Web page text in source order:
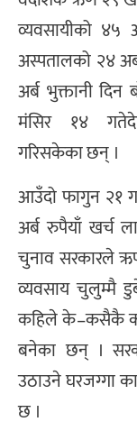
व्यवसायीको ४५
अस्पतालको २४
अर्ब भुक्तानी
मंसिर १४
गरिसकेका छन् ।
आउँदो फागुन २१
अर्ब रुपैयाँ खर्च
चुनाव सरकारले ऋणै
व्यवसाय चुलुम्मै
कहिले के–कसैकै
बनेका छन् ।
उठाउने घरजग्गा
छ ।